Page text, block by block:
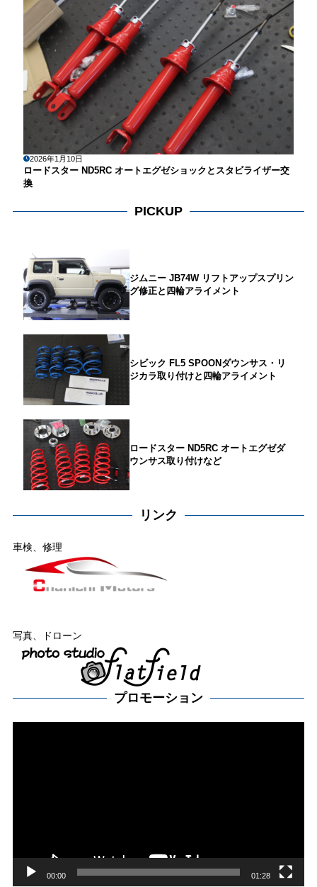
2026年1月10日
ロードスター ND5RC オートエグゼショックとスタビライザー交
換
PICKUP
ジムニー JB74W リフトアップスプリン
グ修正と四輪アライメント
シビック FL5 SPOONダウンサス・リ
ジカラ取り付けと四輪アライメント
ロードスター ND5RC オートエグゼダ
ウンサス取り付けなど
リンク
車検、修理
写真、ドローン
プロモーション
00:00 01:28